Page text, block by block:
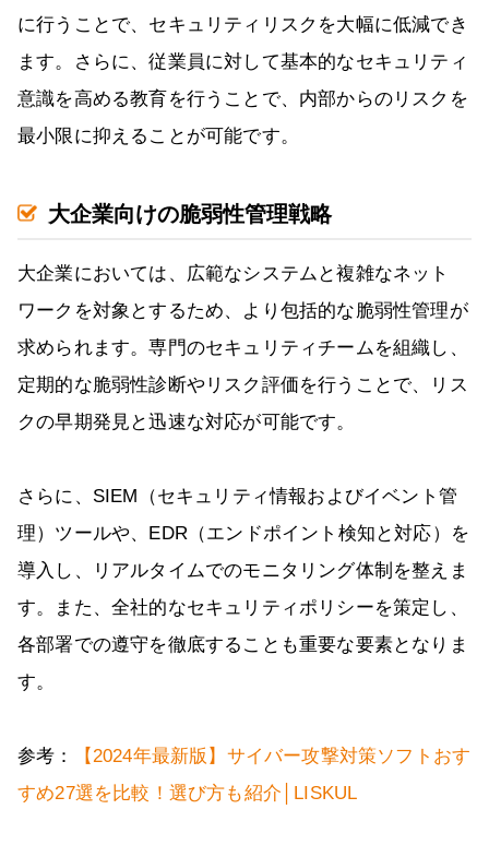
に行うことで、セキュリティリスクを大幅に低減でき
ます。さらに、従業員に対して基本的なセキュリティ
意識を高める教育を行うことで、内部からのリスクを
最小限に抑えることが可能です。
大企業向けの脆弱性管理戦略
大企業においては、広範なシステムと複雑なネット
ワークを対象とするため、より包括的な脆弱性管理が
求められます。専門のセキュリティチームを組織し、
定期的な脆弱性診断やリスク評価を行うことで、リス
クの早期発見と迅速な対応が可能です。
さらに、SIEM（セキュリティ情報およびイベント管
理）ツールや、EDR（エンドポイント検知と対応）を
導入し、リアルタイムでのモニタリング体制を整えま
す。また、全社的なセキュリティポリシーを策定し、
各部署での遵守を徹底することも重要な要素となりま
す。
参考：
【2024年最新版】サイバー攻撃対策ソフトおす
すめ27選を比較！選び方も紹介│LISKUL